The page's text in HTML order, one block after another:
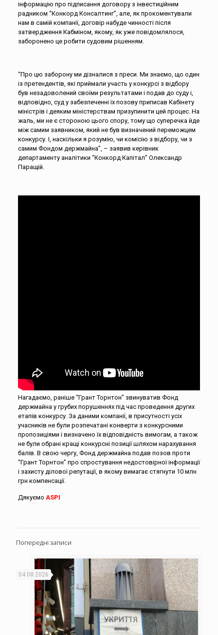
інформацію про підписання договору з інвестиційним
радником “Конкорд Консалтинг”, але, як прокоментували
нам в самій компанії, договір набуде чинності після
затвердження Кабміном, якому, як уже повідомлялося,
заборонено це робити судовим рішенням.
“Про цю заборону ми дізналися з преси. Ми знаємо, що один
із претендентів, які приймали участь у конкурсі з відбору
був незадоволений своїми результатами і подав до суду і,
відповідно, суд у забезпеченні їх позову приписав Кабінету
міністрів і деяким міністерствам призупинити цей процес. На
жаль, ми не є стороною цього спору, тому що суперечка йде
між самим заявником, який не був визначений переможцем
конкурсу. І, наскільки я розумію, чи комісію з відбору, чи з
самим Фондом держмайна”, – заявив керівник
департаменту аналітики “Конкорд Капітал” Олександр
Паращій.
Нагадаємо, раніше “Грант Торнтон” звинуватив Фонд
держмайна у грубих порушеннях під час проведення других
етапів конкурсу. За даними компанії, в присутності усіх
учасників не були розпечатані конверти з конкурсними
пропозиціями і визначено їх відповідність вимогам, а також
не були обрані кращі конкурсні позиції шляхом нарахування
балів. В свою чергу, Фонд держмайна подав позов проти
“Грант Торнтон” про спростування недостовірної інформації
і захисту ділової репутації, в якому вимагає стягнути 10 млн
грн компенсації.
Дякуємо ASPI
Попередні записи
04.08.2026